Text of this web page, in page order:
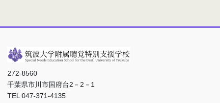
272-8560
千葉県市川市国府台2－2－1
TEL 047-371-4135